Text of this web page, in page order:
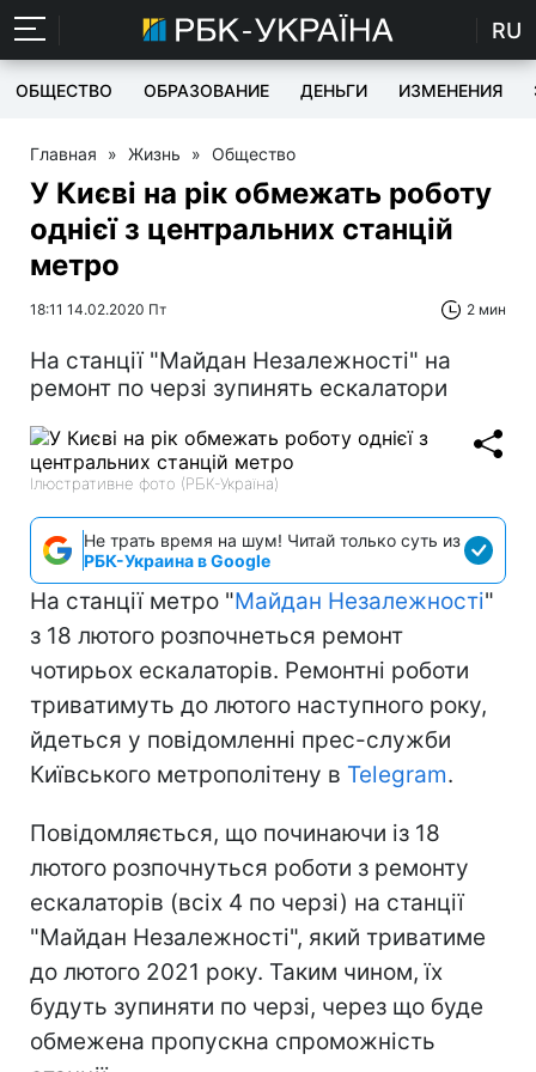
RU
ОБЩЕСТВО ОБРАЗОВАНИЕ ДЕНЬГИ ИЗМЕНЕНИЯ
Главная » Жизнь » Общество
У Києві на рік обмежать роботу
однієї з центральних станцій
метро
18:11 14.02.2020 Пт 2 мин
На станції "Майдан Незалежності" на
ремонт по черзі зупинять ескалатори
Ілюстративне фото (РБК-Україна)
Не трать время на шум! Читай только суть из
РБК-Украина в Google
На станції метро "Майдан Незалежності"
з 18 лютого розпочнеться ремонт
чотирьох ескалаторів. Ремонтні роботи
триватимуть до лютого наступного року,
йдеться у повідомленні прес-служби
Київського метрополітену в Telegram.
Повідомляється, що починаючи із 18
лютого розпочнуться роботи з ремонту
ескалаторів (всіх 4 по черзі) на станції
"Майдан Незалежності", який триватиме
до лютого 2021 року. Таким чином, їх
будуть зупиняти по черзі, через що буде
обмежена пропускна спроможність